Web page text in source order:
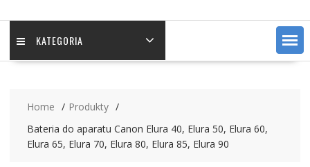
KATEGORIA
Home
Produkty
Bateria do aparatu Canon Elura 40, Elura 50, Elura 60,
Elura 65, Elura 70, Elura 80, Elura 85, Elura 90